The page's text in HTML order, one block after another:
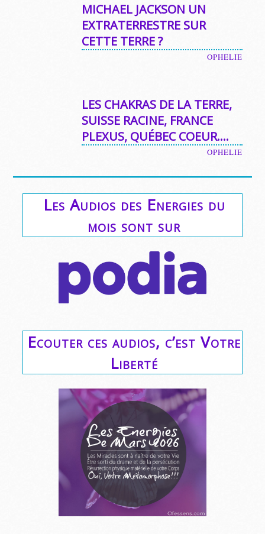
MICHAEL JACKSON UN
EXTRATERRESTRE SUR
CETTE TERRE ?
OPHELIE
LES CHAKRAS DE LA TERRE,
SUISSE RACINE, FRANCE
PLEXUS, QUÉBEC COEUR….
OPHELIE
Les Audios des Energies du
mois sont sur
Ecouter ces audios, c’est Votre
Liberté